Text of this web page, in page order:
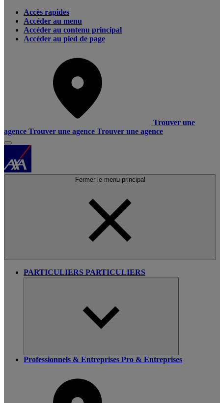
Accès rapides
Accéder au menu
Accéder au contenu principal
Accéder au pied de page
Trouver une
agence Trouver une agence Trouver une agence
Fermer le menu principal
PARTICULIERS PARTICULIERS
Professionnels & Entreprises Pro & Entreprises